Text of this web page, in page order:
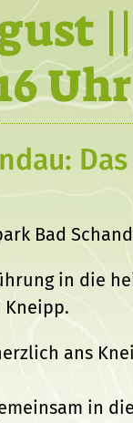
Uhr
Das
Bad
in die
ans
in